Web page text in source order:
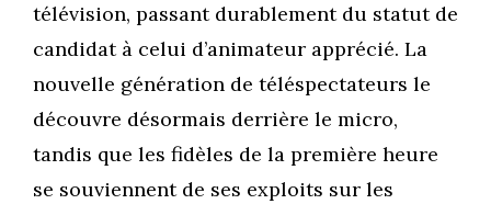
télévision, passant durablement du statut de
candidat à celui d’animateur apprécié. La
nouvelle génération de téléspectateurs le
découvre désormais derrière le micro,
tandis que les fidèles de la première heure
se souviennent de ses exploits sur les